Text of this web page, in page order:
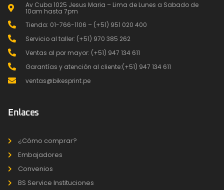
Av Cuba 1025 Jesus Maria – Lima de Lunes a Sabado de
10am hasta 7pm
Tienda: 01-766-1106 – (+51) 951 020 400
Servicio al taller: (+51) 970 385 262
Ventas al por mayor: (+51) 947 134 611
Garantías y atención al cliente:(+51) 947 134 611
ventas@bikesprint.pe
Enlaces
¿Cómo comprar?
Embajadores
Convenios
BS Service Instituciones